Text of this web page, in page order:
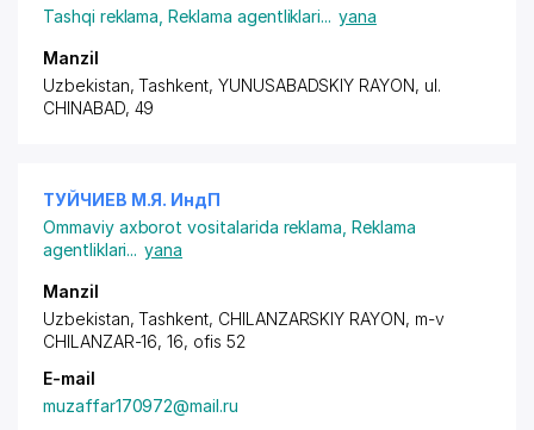
Tashqi reklama ,Reklama agentliklari... yana
Manzil
Uzbekistan, Tashkent, YUNUSABADSKIY RAYON, ul.
CHINABAD, 49
ТУЙЧИЕВ М.Я. ИндП
Ommaviy axborot vositalarida reklama ,Reklama
agentliklari... yana
Manzil
Uzbekistan, Tashkent, CHILANZARSKIY RAYON, m-v
CHILANZAR-16, 16, ofis 52
E-mail
muzaffar170972@mail.ru